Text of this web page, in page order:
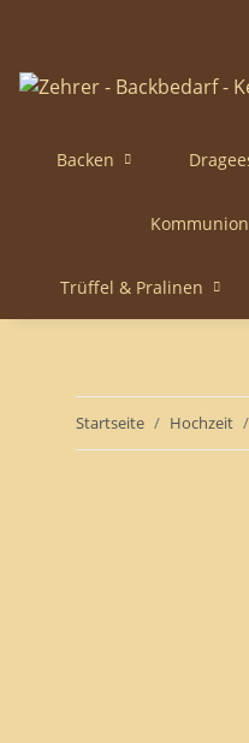
Backen
Trüffel & Pralinen
Startseite Hochzeit